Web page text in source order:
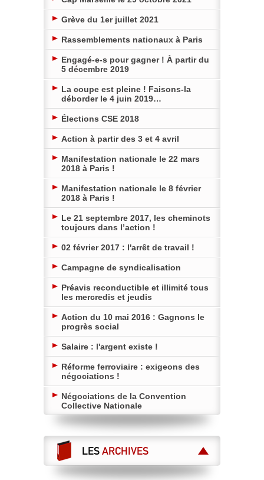
Grève du 1er juillet 2021
Rassemblements nationaux à Paris
Engagé-e-s pour gagner ! À partir du
5 décembre 2019
La coupe est pleine ! Faisons-la
déborder le 4 juin 2019…
Élections CSE 2018
Action à partir des 3 et 4 avril
Manifestation nationale le 22 mars
2018 à Paris !
Manifestation nationale le 8 février
2018 à Paris !
Le 21 septembre 2017, les cheminots
toujours dans l’action !
02 février 2017 : l'arrêt de travail !
Campagne de syndicalisation
Préavis reconductible et illimité tous
les mercredis et jeudis
Action du 10 mai 2016 : Gagnons le
progrès social
Salaire : l'argent existe !
Réforme ferroviaire : exigeons des
négociations !
Négociations de la Convention
Collective Nationale
LESARCHIVES